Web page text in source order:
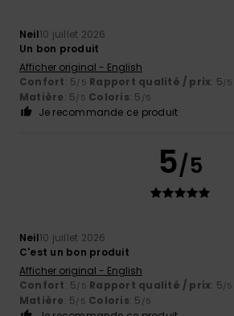
Neil10 juillet 2026
Un bon produit
Afficher original - English
Confort: 5/5 Rapport qualité / prix: 5/5
Matière: 5/5 Coloris: 5 /5
Je recommande ce produit
5/5
Neil10 juillet 2026
C'est un bon produit
Afficher original - English
Confort: 5/5 Rapport qualité / prix: 5/5
Matière: 5/5 Coloris: 5 /5